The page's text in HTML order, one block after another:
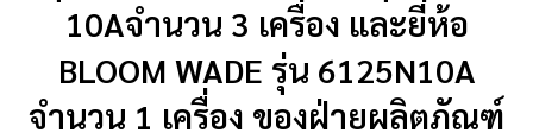
10Aจำนวน 3 เครื่อง และยี่ห้อ
BLOOM WADE รุ่น 6125N10A
จำนวน 1 เครื่อง ของฝ่ายผลิตภัณฑ์